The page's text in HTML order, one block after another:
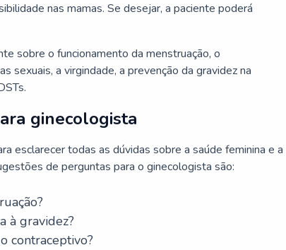
nas mamas. Se desejar, a paciente poderá
sobre o funcionamento da menstruação, o
sexuais, a virgindade, a prevenção da gravidez na
ginecologista
esclarecer todas as dúvidas sobre a saúde feminina e a
de perguntas para o ginecologista são:
à gravidez?
contraceptivo?